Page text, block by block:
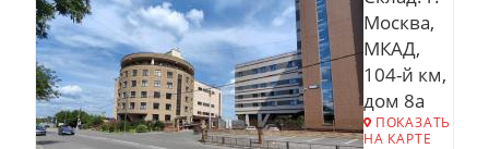
Москва,
МКАД,
104-й км,
дом 8а
ПОКАЗАТЬ
НА КАРТЕ